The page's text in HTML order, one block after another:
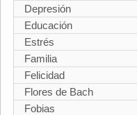
Depresión
Educación
Estrés
Familia
Felicidad
Flores de Bach
Fobias